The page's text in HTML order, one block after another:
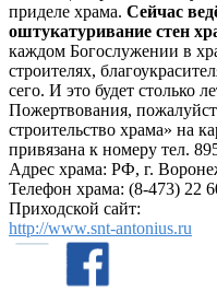
приделе храма. Сейчас
оштукатуривание стен
каждом Богослужении в
строителях,
сего. И это будет столько
Пожертвования,
строительство храма» на
привязана к номеру тел.
Адрес храма: РФ, г.
Телефон храма: (8-473) 22
Приходской сайт:
http://www.snt-antonius.ru